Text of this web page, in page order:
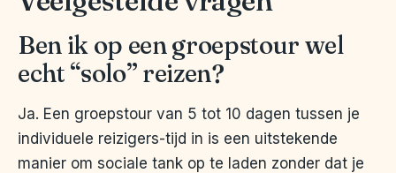
Ben ik op een groepstour wel
echt “solo” reizen?
Ja. Een groepstour van 5 tot 10 dagen tussen je
individuele reizigers-tijd in is een uitstekende
manier om sociale tank op te laden zonder dat je